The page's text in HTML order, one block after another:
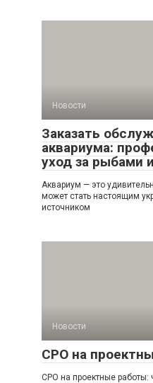
Новости
Заказать
аквариума:
уход за рыбами
Аквариум — это
может стать настоящим
источником
Новости
СРО на
СРО на проектные работы: